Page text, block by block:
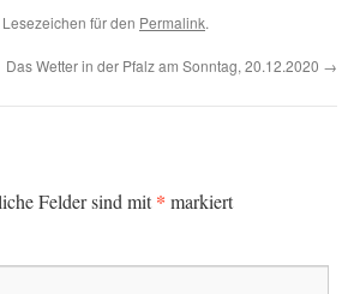
für den Permalink.
Das Wetter in der Pfalz am Sonntag, 20.12.2020 →
Felder sind mit* markiert